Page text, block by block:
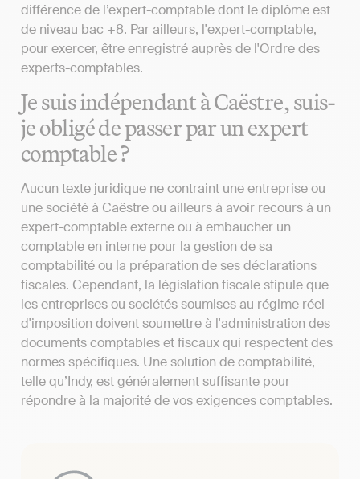
différence de l’expert-comptable dont le diplôme est
de niveau bac +8. Par ailleurs, l'expert-comptable,
pour exercer, être enregistré auprès de l'Ordre des
experts-comptables.
Je suis indépendant à Caëstre, suis-
je obligé de passer par un expert
comptable ?
Aucun texte juridique ne contraint une entreprise ou
une société à Caëstre ou ailleurs à avoir recours à un
expert-comptable externe ou à embaucher un
comptable en interne pour la gestion de sa
comptabilité ou la préparation de ses déclarations
fiscales. Cependant, la législation fiscale stipule que
les entreprises ou sociétés soumises au régime réel
d'imposition doivent soumettre à l'administration des
documents comptables et fiscaux qui respectent des
normes spécifiques. Une solution de comptabilité,
telle qu’Indy, est généralement suffisante pour
répondre à la majorité de vos exigences comptables.